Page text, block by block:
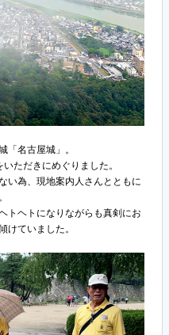
「名古屋城」。
ただきにめぐりました。
い為、現地案内人さんとともに
トヘトになりながらも真剣にお
けていました。